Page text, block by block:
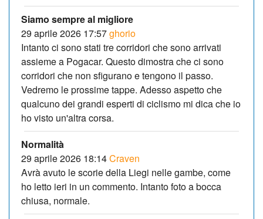
Siamo sempre al migliore
29 aprile 2026 17:57ghorio
Intanto ci sono stati tre corridori che sono arrivati
assieme a Pogacar. Questo dimostra che ci sono
corridori che non sfigurano e tengono il passo.
Vedremo le prossime tappe. Adesso aspetto che
qualcuno dei grandi esperti di ciclismo mi dica che io
ho visto un'altra corsa.
Normalità
29 aprile 2026 18:14Craven
Avrà avuto le scorie della Liegi nelle gambe, come
ho letto ieri in un commento. Intanto foto a bocca
chiusa, normale.